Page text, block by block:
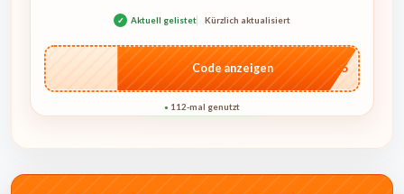
✓ Aktuell gelistet Kürzlich aktualisiert
…go15
Code anzeigen
● 112-mal genutzt